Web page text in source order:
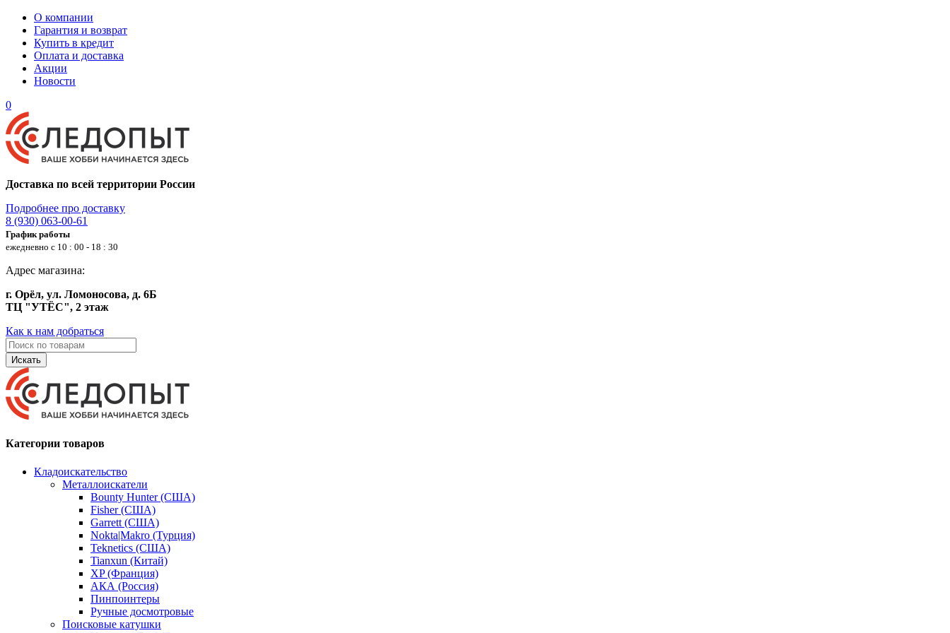
О компании
Гарантия и возврат
Купить в кредит
Оплата и доставка
Акции
Новости
0
Доставка по всей территории России
Подробнее про доставку
8 (930) 063-00-61
График работы
ежедневно с 10 : 00 - 18 : 30
Адрес магазина:
г. Орёл, ул. Ломоносова, д. 6Б
ТЦ "УТЁС", 2 этаж
Как к нам добраться
Искать
Категории товаров
Кладоискательство
Металлоискатели
Bounty Hunter (США)
Fisher (США)
Garrett (США)
Nokta|Makro (Турция)
Teknetics (США)
Tianxun (Китай)
XP (Франция)
АКА (Россия)
Пинпоинтеры
Ручные досмотровые
Поисковые катушки